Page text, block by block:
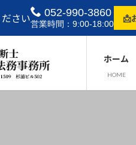
さい 052-990-3860
営業時間：9:00-18:00
📩
ホーム
HOME